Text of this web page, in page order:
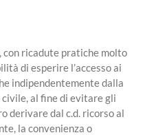
ricadute pratiche molto
di esperire l’accesso ai
indipendentemente dalla
al fine di evitare gli
derivare dal c.d. ricorso al
la convenienza o